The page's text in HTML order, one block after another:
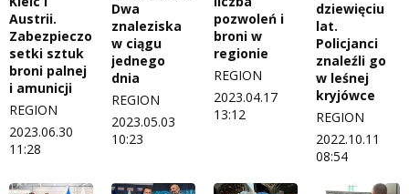
Austrii.
Zabezpieczono
setki sztuk
broni palnej
i amunicji
REGION
2023.06.30
11:28
Dwa
znaleziska
w ciągu
jednego
dnia
REGION
2023.05.03
10:23
pozwoleń i
broni w
regionie
REGION
2023.04.17
13:12
dziewięciu
lat.
Policjanci
znaleźli go
w leśnej
kryjówce
REGION
2022.10.11
08:54